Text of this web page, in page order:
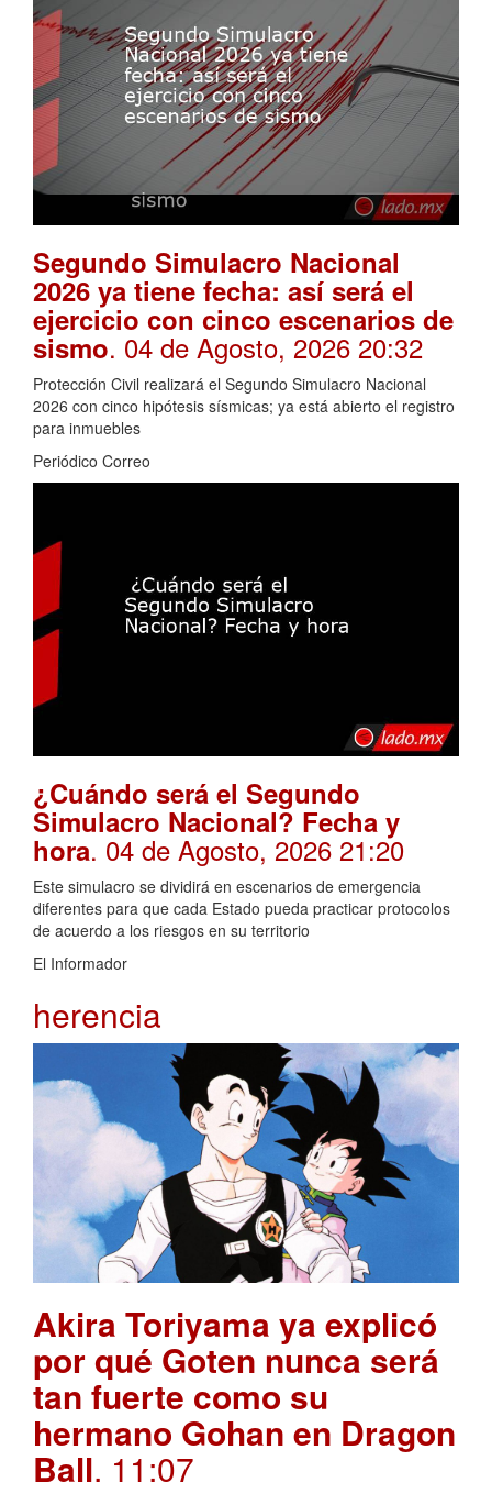
Segundo Simulacro Nacional
2026 ya tiene fecha: así será el
ejercicio con cinco escenarios de
sismo. 04 de Agosto, 2026 20:32
Protección Civil realizará el Segundo Simulacro Nacional
2026 con cinco hipótesis sísmicas; ya está abierto el registro
para inmuebles
Periódico Correo
¿Cuándo será el Segundo
Simulacro Nacional? Fecha y
hora. 04 de Agosto, 2026 21:20
Este simulacro se dividirá en escenarios de emergencia
diferentes para que cada Estado pueda practicar protocolos
de acuerdo a los riesgos en su territorio
El Informador
herencia
Akira Toriyama ya explicó
por qué Goten nunca será
tan fuerte como su
hermano Gohan en Dragon
Ball. 11:07